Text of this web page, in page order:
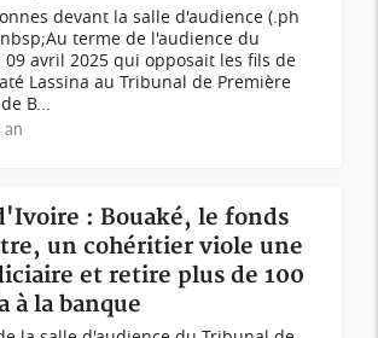
devant la salle d'audience (.ph
terme de l'audience du
avril 2025 qui opposait les fils de
Lassina au Tribunal de Première
B...
an
: Bouaké, le fonds
un cohéritier viole une
et retire plus de 100
à la banque